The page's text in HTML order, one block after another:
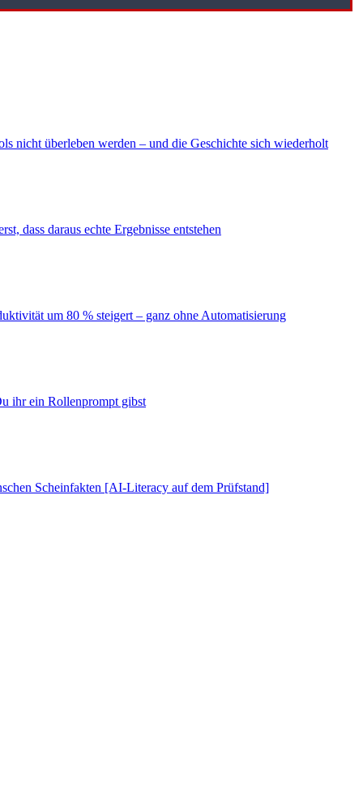
nicht überleben werden – und die Geschichte sich wiederholt
dass daraus echte Ergebnisse entstehen
um 80 % steigert – ganz ohne Automatisierung
ihr ein Rollenprompt gibst
Scheinfakten [AI-Literacy auf dem Prüfstand]